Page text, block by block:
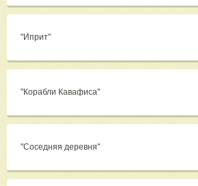
"Иприт"
"Корабли Кавафиса"
"Соседняя деревня"